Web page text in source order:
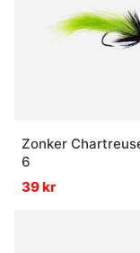
Zonker
6
39 kr